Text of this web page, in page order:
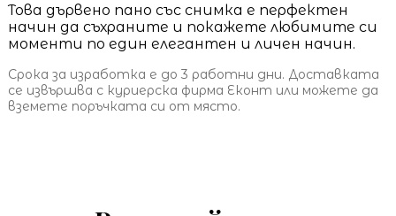
Това дървено пано със снимка е перфектен
начин да съхраните и покажете любимите си
моменти по един елегантен и личен начин.
Срока за изработка е до 3 работни дни. Доставката
се извършва с куриерска фирма Еконт или можете да
вземете поръчката си от място.